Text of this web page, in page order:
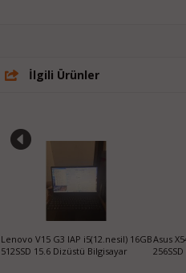
İlgili Ürünler
Disney Notebook Çanta (Orjinal)
Apple
Tablet